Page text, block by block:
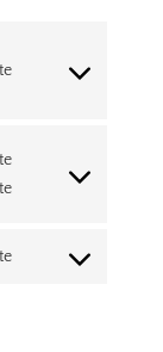
Consent
google-
Consent
Consent